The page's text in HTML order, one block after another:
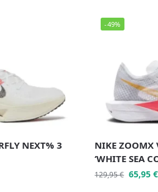
NEXT% 3
-49%
NIKE ZOOMX
‘WHITE SEA
129,95€ 65,95€